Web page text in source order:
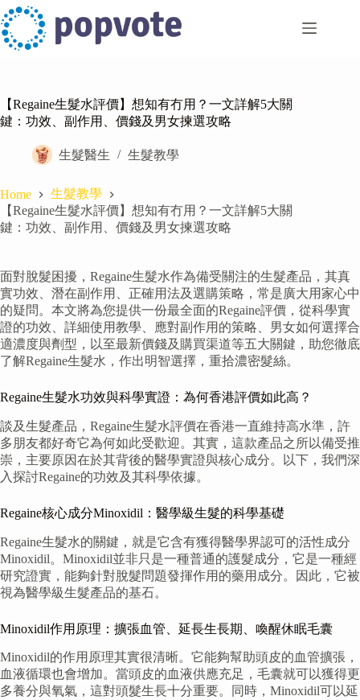
Skip
to
content
【Regaine生髮水評價】想知有冇用？一文詳解5大關
鍵：功效、副作用、價錢及男女揀選攻略
生髮醫生 生髮教學
Home
生髮教學
【Regaine生髮水評價】想知有冇用？一文詳解5大關
鍵：功效、副作用、價錢及男女揀選攻略
面對脫髮困擾，Regaine生髮水作為備受關注的生髮產品，其真
實功效、潛在副作用、正確用法及選購策略，常是廣大用家心中
的疑問。本文將為您提供一份最全面的Regaine評價，從科學實
證的功效、詳細使用教學、應對副作用的策略、男女如何選擇合
適濃度與劑型，以至最新價錢及購買渠道等五大關鍵，助您徹底
了解Regaine生髮水，作出明智選擇，重拾濃密髮絲。
Regaine生髮水功效與科學實證：為何香港評價如此高？
談及生髮產品，Regaine生髮水評價在香港一直維持高水準，許
多朋友都好奇它為何如此受歡迎。其實，這款產品之所以備受推
崇，主要原因在於其背後的醫學實證與核心成分。以下，我們深
入探討Regaine的功效及其科學依據。
Regaine核心成分Minoxidil：醫學級生髮的科學基礎
Regaine生髮水的關鍵，就是它含有獲得醫學界認可的活性成分
Minoxidil。Minoxidil並非只是一種普通的護髮成分，它是一種經
研究證實，能夠針對脫髮問題發揮作用的藥用成分。因此，它被
視為醫學級生髮產品的基石。
Minoxidil作用原理：擴張血管、延長生長期、喚醒休眠毛囊
Minoxidil的作用原理其實很清晰。它能夠幫助頭皮的血管擴張，
血液循環也會增加。當頭皮的血液供應充足，毛囊就可以獲得更
多養分與氧氣，這對頭髮生長十分重要。同時，Minoxidil可以延